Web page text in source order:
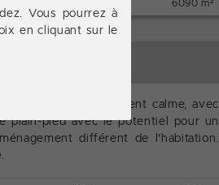
6090 m²
un petit lotissement calme, avec
plain-pied avec le potentiel pour un
différent de l'habitation.
Vous pourrez à
en cliquant sur le